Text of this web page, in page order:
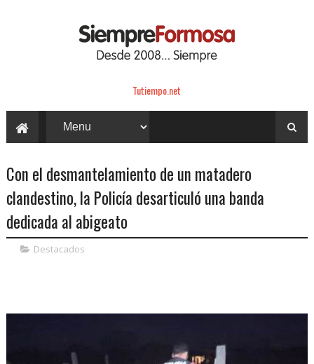
Tutiempo.net
Con el desmantelamiento de un matadero
clandestino, la Policía desarticuló una banda
dedicada al abigeato
Destacados